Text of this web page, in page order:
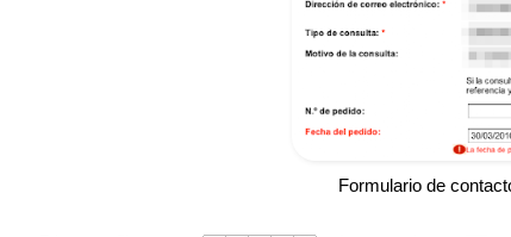
Formulario de